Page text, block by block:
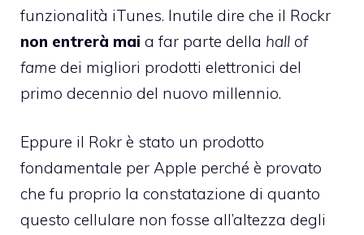
funzionalità iTunes. Inutile dire che il Rockr
non entrerà mai a far parte della hall of
fame dei migliori prodotti elettronici del
primo decennio del nuovo millennio.
Eppure il Rokr è stato un prodotto
fondamentale per Apple perché è provato
che fu proprio la constatazione di quanto
questo cellulare non fosse all’altezza degli